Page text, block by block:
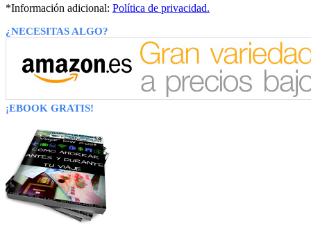
*Información adicional: Política de privacidad.
¿NECESITAS ALGO?
¡EBOOK GRATIS!